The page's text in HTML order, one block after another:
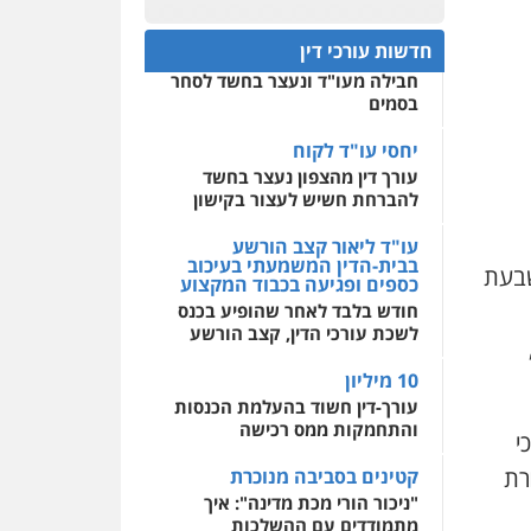
תמורת
ומעצרים סייבר ניהול
משברים פליליים
0506355388
עו"ד דרוויש נאשף
פלילי פשיעה חמורה
אדם
חליל ביאדי – משרד
עורכי דין
פלילי דיני תעבורה מעצרים
וחקירות פשיעה חמורה
0509636895
עו"ד איהאב זבידאת
פלילי פשיעה חמורה
פשע עבירות המתה
עבירות מין
0522508109
אחסון אתרים
לעורכי דין
אסירים עבירות מין
שירותים מקצועיים לעורכי
דין
0544500346
חדשות עורכי דין
חפץ חשוד
עצור בתיק ניסיון רצח קיבל
חבילה מעו"ד ונעצר בחשד לסחר
בסמים
יחסי עו"ד לקוח
עורך דין מהצפון נעצר בחשד
להברחת חשיש לעצור בקישון
עו"ד ליאור קצב הורשע
בבית-הדין המשמעתי בעיכוב
כספים ופגיעה בכבוד המקצוע
חודש בלבד לאחר שהופיע בכנס
לשכת עורכי הדין, קצב הורשע
10 מיליון
עורך-דין חשוד בהעלמת הכנסות
והתחמקות ממס רכישה
קטינים בסביבה מנוכרת
"ניכור הורי מכת מדינה": איך
מתמודדים עם ההשלכות